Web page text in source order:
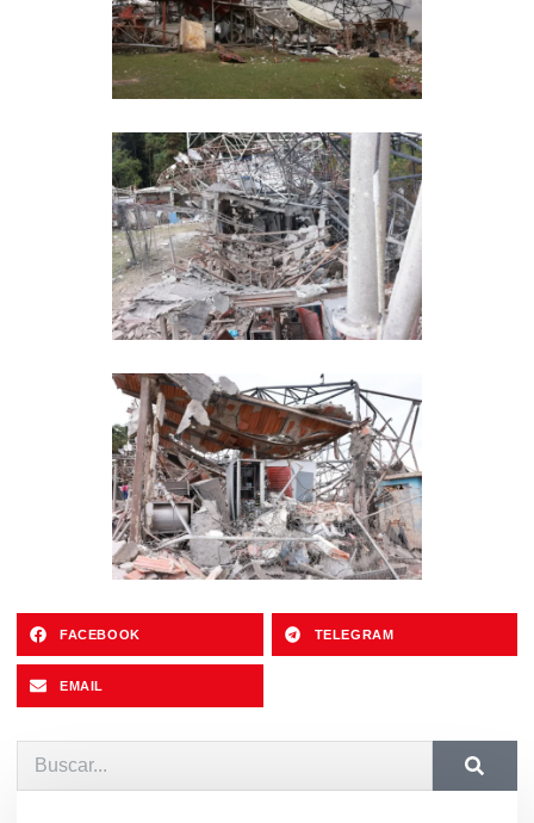
FACEBOOK TELEGRAM
EMAIL